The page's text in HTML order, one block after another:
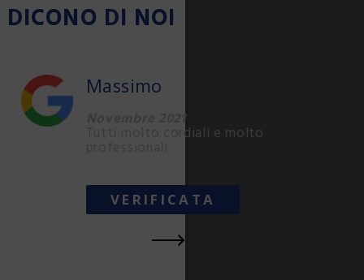
DICONO DI NOI
Massimo
Novembre 2021
Tutti molto cordiali e molto
VERIFICATA